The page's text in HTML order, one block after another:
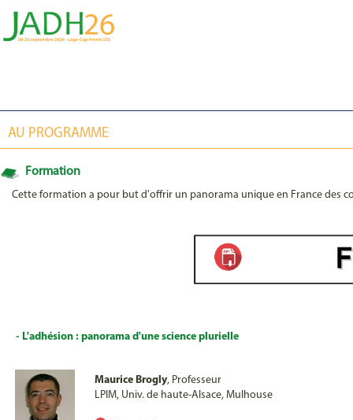
AU PROGRAMME
Formation
Cette formation a pour but d'offrir un panorama unique en France des
- L'adhésion : panorama d'une science plurielle
Maurice Brogly, Professeur
LPIM, Univ. de haute-Alsace, Mulhouse